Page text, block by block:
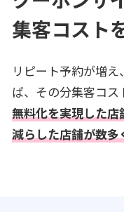
集客コスト
リピート予約が増
ば、その分集客コス
無料化を実現した
減らした店舗が数多